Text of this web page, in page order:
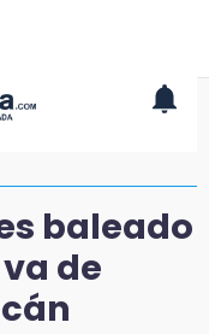
baleado
de